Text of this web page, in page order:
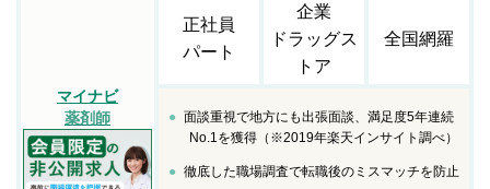
マイナビ
薬剤師
正社員
パート
企業
ドラッグス
トア
全国網羅
面談重視で地方にも出張面談、満足度5年連続
No.1を獲得（※2019年楽天インサイト調べ）
徹底した職場調査で転職後のミスマッチを防止